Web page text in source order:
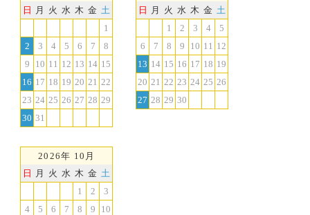
日
月 火 水 木 金 土
1
2
3 4 5 6 7
8
9
10 11 12 13 14 15
16 17 18 19 20 21 22
23 24 25 26 27 28 29
30 31
日
月 火 水 木 金 土
1
2 3 4
5
6
7 8 9 10 11 12
13 14 15 16 17 18 19
20 21 22 23 24 25 26
27 28 29 30
2026年 10月
日
月 火 水 木 金 土
1
2
3
4
5 6 7 8 9
10